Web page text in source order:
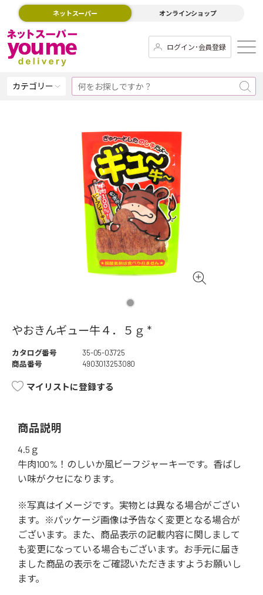
ネットスーパー オンラインショップ
ログイン･会員登録
カテゴリー
やおきんギュー牛４．５ｇ *
カタログ番号
35-05-03725
商品番号
4903013253080
マイリストに登録する
商品説明
4.5ｇ
牛肉100%！のしいか風ビーフジャーキーです。香ばし
い味がクセになります。
※写真はイメージです。実物とは異なる場合がござい
ます。※パッケージ画像は予告なく変更となる場合が
ございます。また、商品表示の記載内容に関しまして
も変更になっている場合もございます。お手元に届き
ました商品の表示をご確認いただきますようお願いし
ます。